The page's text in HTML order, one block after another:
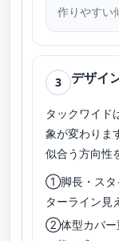
作りやすい
3 デザイ
タックワイド
象が変わりま
似合う方向性
①脚長・スタ
ターライン見
②体型カバー